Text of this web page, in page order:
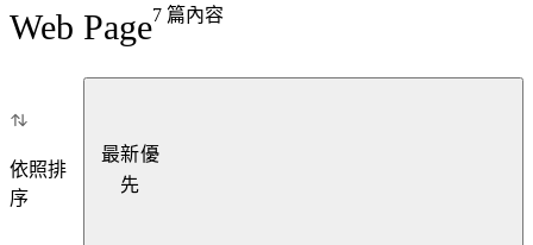
Web Page7 篇內容
依照排
序
最新優
先